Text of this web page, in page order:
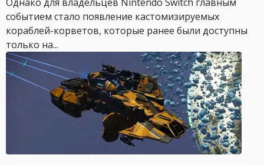
событием стало появление кастомизируемых
кораблей-корветов, которые ранее были доступны
только на...